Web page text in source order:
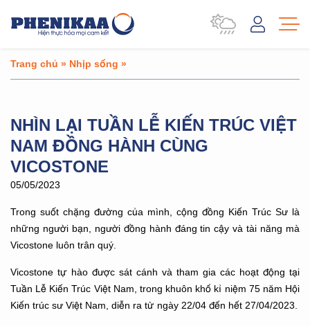
Trang chủ » Nhịp sống »
NHÌN LẠI TUẦN LỄ KIẾN TRÚC VIỆT
NAM ĐỒNG HÀNH CÙNG
VICOSTONE
05/05/2023
Trong suốt chặng đường của mình, cộng đồng Kiến Trúc Sư là
những người bạn, người đồng hành đáng tin cậy và tài năng mà
Vicostone luôn trân quý.
Vicostone tự hào được sát cánh và tham gia các hoạt động tại
Tuần Lễ Kiến Trúc Việt Nam, trong khuôn khổ kỉ niệm 75 năm Hội
Kiến trúc sư Việt Nam, diễn ra từ ngày 22/04 đến hết 27/04/2023.